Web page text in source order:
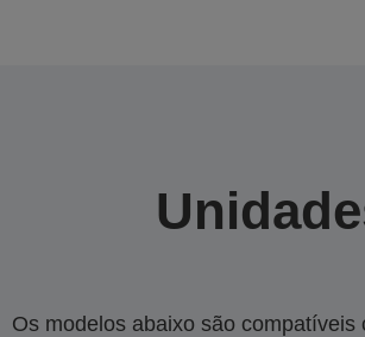
Os modelos abaixo são